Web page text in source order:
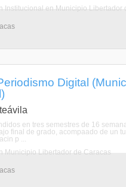
Institucional en Municipio Libertador
Digital
en tres semestres de 16
final de grado, acompaado de un
p ...
Municipio Libertador de Caracas